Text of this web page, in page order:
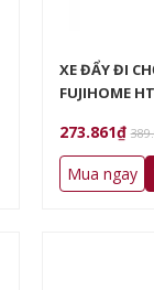
XE ĐẨY ĐI
FUJIHOME
273.861₫
Mua ngay